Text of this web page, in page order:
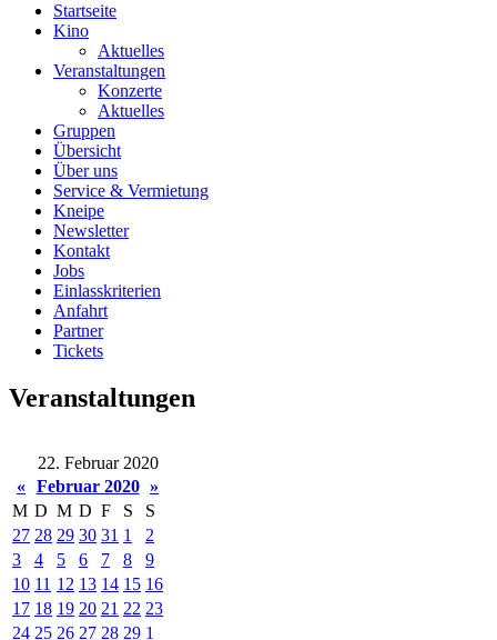
Startseite
Kino
Aktuelles
Veranstaltungen
Konzerte
Aktuelles
Gruppen
Übersicht
Über uns
Service & Vermietung
Kneipe
Newsletter
Kontakt
Jobs
Einlasskriterien
Anfahrt
Partner
Tickets
Veranstaltungen
22. Februar 2020
« Februar 2020 »
M D M D F S
S
27 28 29 30 31 1
2
3
4 5 6 7 8
9
10 11 12 13 14 15 16
17 18 19 20 21 22 23
24 25 26 27 28 29 1